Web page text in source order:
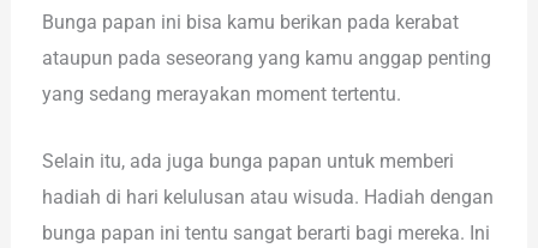
Bunga papan ini bisa kamu berikan pada kerabat
ataupun pada seseorang yang kamu anggap penting
yang sedang merayakan moment tertentu.
Selain itu, ada juga bunga papan untuk memberi
hadiah di hari kelulusan atau wisuda. Hadiah dengan
bunga papan ini tentu sangat berarti bagi mereka. Ini